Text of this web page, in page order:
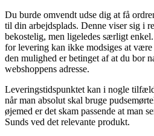
Du burde omvendt udse dig at få
til din arbejdsplads. Denne viser sig i
bekostelig, men ligeledes særligt
for levering kan ikke modsiges at være
den mulighed er betinget af at du bor
webshoppens adresse.
Leveringstidspunktet kan i nogle
når man absolut skal bruge
øjemed er det skam passende at man
Sunds ved det relevante produkt.